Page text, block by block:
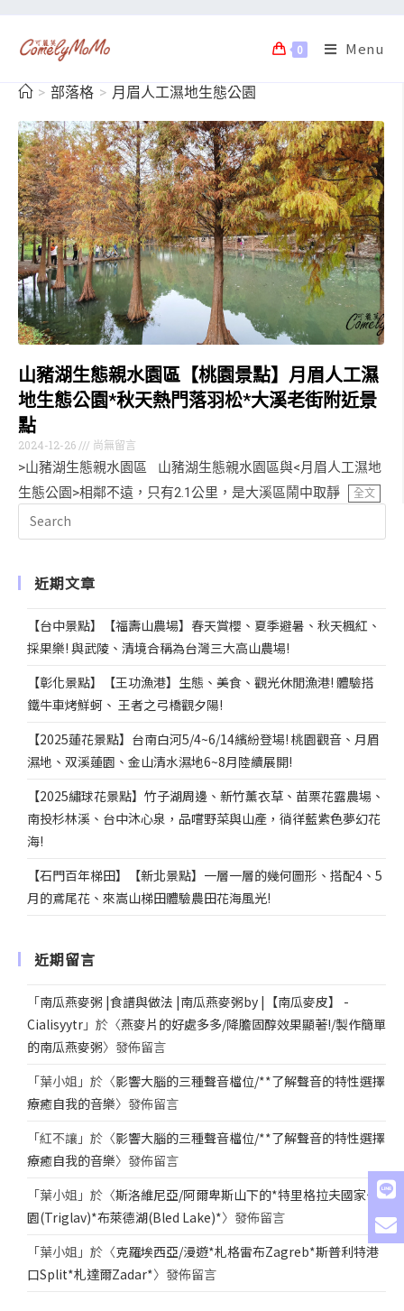
0 Menu
> 部落格 > 月眉人工濕地生態公園
山豬湖生態親水園區【桃園景點】月眉人工濕
地生態公園*秋天熱門落羽松*大溪老街附近景
點
2024-12-26 尚無留言
>山豬湖生態親水園區 山豬湖生態親水園區與<月眉人工濕地
生態公園>相鄰不遠，只有2.1公里，是大溪區鬧中取靜
全文
近期文章
【台中景點】【福壽山農場】春天賞櫻、夏季避暑、秋天楓紅、
採果樂! 與武陵、清境合稱為台灣三大高山農場!
【彰化景點】【王功漁港】生態、美食、觀光休閒漁港! 體驗搭
鐵牛車烤鮮蚵、 王者之弓橋觀夕陽!
【2025蓮花景點】台南白河5/4~6/14繽紛登場! 桃園觀音、月眉
濕地、双溪蓮園、金山清水濕地6~8月陸續展開!
【2025繡球花景點】竹子湖周邊、新竹薰衣草、苗栗花露農場、
南投杉林溪、台中沐心泉，品嚐野菜與山產，徜徉藍紫色夢幻花
海!
【石門百年梯田】【新北景點】一層一層的幾何圖形、搭配4、5
月的鳶尾花、來嵩山梯田體驗農田花海風光!
近期留言
「南瓜燕麥粥 |食譜與做法 |南瓜燕麥粥by |【南瓜麥皮】 -
Cialisyytr 」於〈燕麥片的好處多多/降膽固醇效果顯著!/製作簡單
的南瓜燕麥粥〉發佈留言
「葉小姐 」於〈影響大腦的三種聲音檔位/**了解聲音的特性選擇
療癒自我的音樂〉發佈留言
「紅不讓 」於〈影響大腦的三種聲音檔位/**了解聲音的特性選擇
療癒自我的音樂〉發佈留言
「葉小姐 」於〈斯洛維尼亞/阿爾卑斯山下的*特里格拉夫國家公
園(Triglav)*布萊德湖(Bled Lake)*〉發佈留言
「葉小姐 」於〈克羅埃西亞/漫遊*札格雷布Zagreb*斯普利特港
口Split*札達爾Zadar*〉發佈留言